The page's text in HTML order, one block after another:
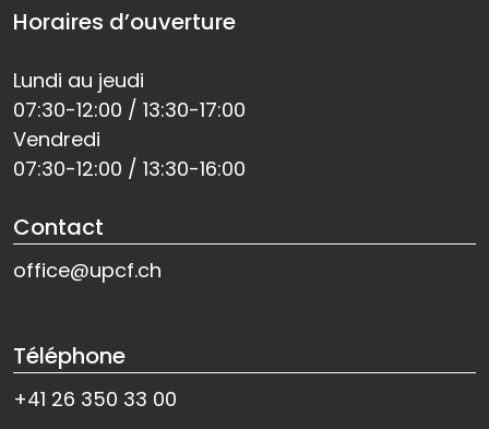
Horaires d’ouverture
Lundi au jeudi
07:30-12:00 / 13:30-17:00
Vendredi
07:30-12:00 / 13:30-16:00
Contact
office@upcf.ch
Téléphone
+41 26 350 33 00